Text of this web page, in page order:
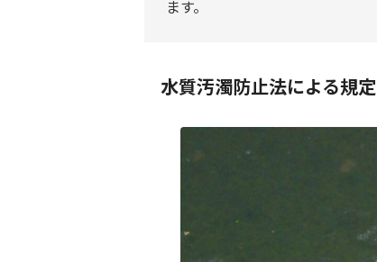
ます。
水質汚濁防止法による規定